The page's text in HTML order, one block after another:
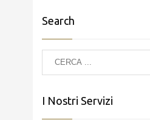
Search
I Nostri Servizi